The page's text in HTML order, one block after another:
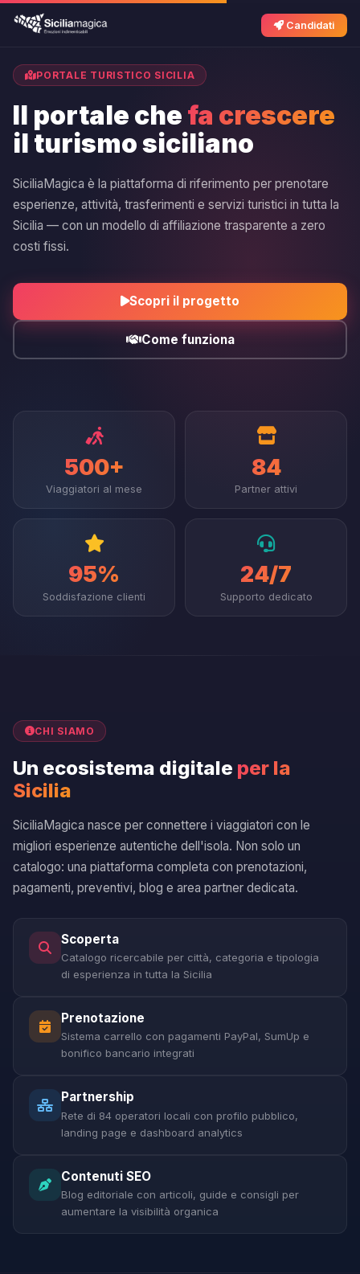
Candidati
PORTALE TURISTICO SICILIA
Il portale che fa crescere
il turismo siciliano
SiciliaMagica è la piattaforma di riferimento per prenotare
esperienze, attività, trasferimenti e servizi turistici in tutta la
Sicilia — con un modello di affiliazione trasparente a zero
costi fissi.
Scopri il progetto
Come funziona
500+
Viaggiatori al mese
84
Partner attivi
95%
Soddisfazione clienti
24/7
Supporto dedicato
CHI SIAMO
Un ecosistema digitale per la
Sicilia
SiciliaMagica nasce per connettere i viaggiatori con le
migliori esperienze autentiche dell'isola. Non solo un
catalogo: una piattaforma completa con prenotazioni,
pagamenti, preventivi, blog e area partner dedicata.
Scoperta
Catalogo ricercabile per città, categoria e tipologia
di esperienza in tutta la Sicilia
Prenotazione
Sistema carrello con pagamenti PayPal, SumUp e
bonifico bancario integrati
Partnership
Rete di 84 operatori locali con profilo pubblico,
landing page e dashboard analytics
Contenuti SEO
Blog editoriale con articoli, guide e consigli per
aumentare la visibilità organica